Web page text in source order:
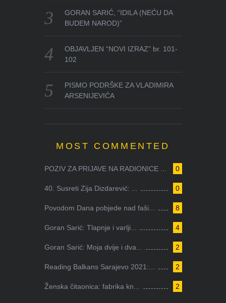
GORAN SARIĆ, “IDILA (NEĆU DA
BUDEM NAROD)”
OBJAVLJEN “NOVI IZRAZ” br. 101-
102
PISMO PODRŠKE ZA VLADIMIRA
ARSENIJEVIĆA
MOST COMMENTED
0
POZIV ZA PRIJAVE NA RADIONICE ...
0
40. Susreti Zija Dizdarević: ...
8
Povodom Dana pobjede nad faši...
4
Goran Sarić: Tlapnje i varlji...
2
Goran Sarić: Moja dvije i dva...
2
Reading Balkans Sarajevo 2021:...
2
Ženska čitaonica: fabrika kn...